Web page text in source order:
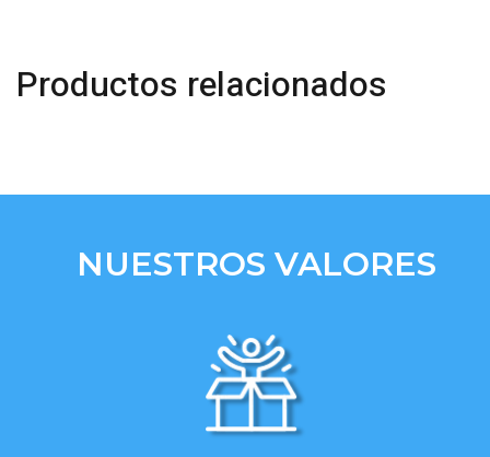
Productos relacionados
NUESTROS VALORES